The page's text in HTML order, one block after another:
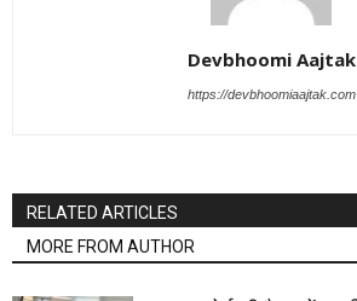
Devbhoomi Aajtak
https://devbhoomiaajtak.com
RELATED ARTICLES
MORE FROM AUTHOR